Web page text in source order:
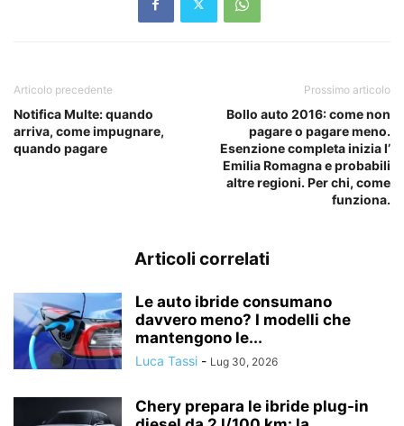
Articolo precedente
Notifica Multe: quando
arriva, come impugnare,
quando pagare
Prossimo articolo
Bollo auto 2016: come non
pagare o pagare meno.
Esenzione completa inizia l’
Emilia Romagna e probabili
altre regioni. Per chi, come
funziona.
Articoli correlati
Le auto ibride consumano
davvero meno? I modelli che
mantengono le...
Luca Tassi - Lug 30, 2026
Chery prepara le ibride plug-in